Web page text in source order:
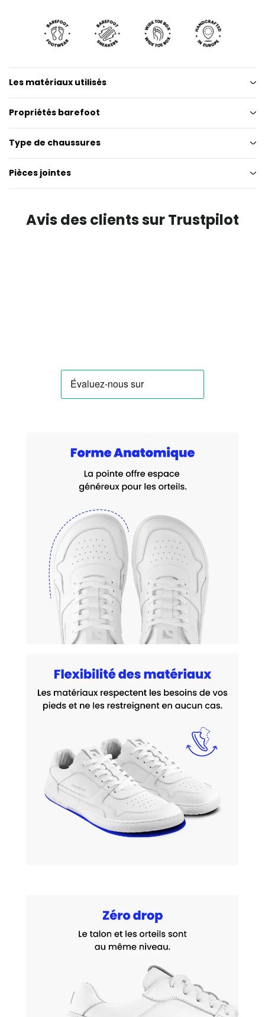
Les matériaux utilisés
Propriétés barefoot
Type de chaussures
Pièces jointes
Avis des clients sur Trustpilot